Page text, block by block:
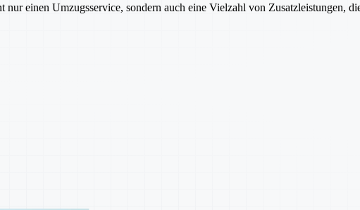
einen Umzugsservice, sondern auch eine Vielzahl von Zusatzleistungen,